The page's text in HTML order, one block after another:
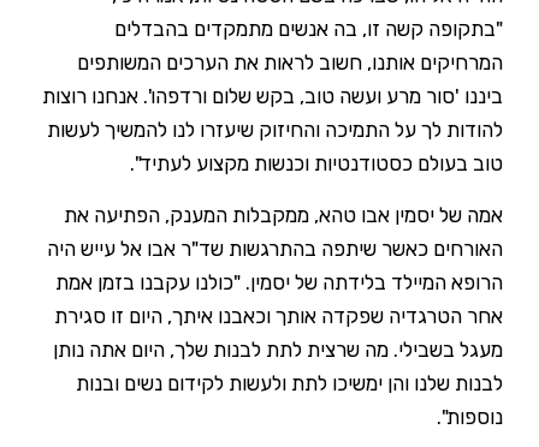
"בתקופה קשה זו, בה אנשים מתמקדים בהבדלים
המרחיקים אותנו, חשוב לראות את הערכים המשותפים
ביננו 'סור מרע ועשה טוב, בקש שלום ורדפהו'. אנחנו רוצות
להודות לך על התמיכה והחיזוק שיעזרו לנו להמשיך לעשות
טוב בעולם כסטודנטיות וכנשות מקצוע לעתיד".
אמה של יסמין אבו טהא, ממקבלות המענק, הפתיעה את
האורחים כאשר שיתפה בהתרגשות שד"ר אבו אל עייש היה
הרופא המיילד בלידתה של יסמין. "כולנו עקבנו בזמן אמת
אחר הטרגדיה שפקדה אותך וכאבנו איתך, היום זו סגירת
מעגל בשבילי. מה שרצית לתת לבנות שלך, היום אתה נותן
לבנות שלנו והן ימשיכו לתת ולעשות לקידום נשים ובנות
נוספות".